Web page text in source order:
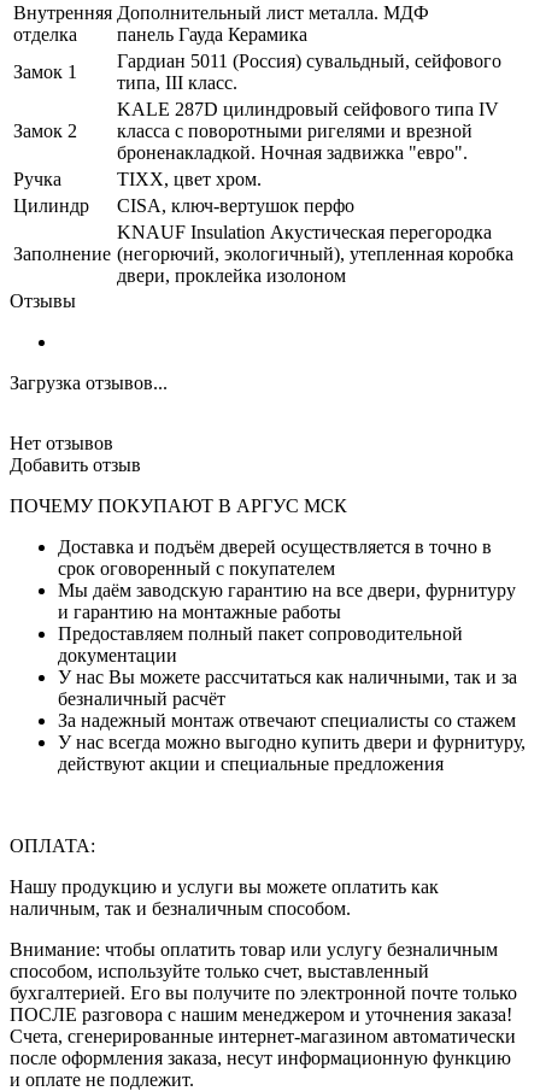
Внутренняя
отделка
Дополнительный лист металла. МДФ
панель Гауда Керамика
Замок 1
Гардиан 5011 (Россия) сувальдный, сейфового
типа, III класс.
Замок 2
KALE 287D цилиндровый сейфового типа IV
класса с поворотными ригелями и врезной
броненакладкой. Ночная задвижка "евро".
Ручка
TIXX, цвет хром.
Цилиндр
CISA, ключ-вертушок перфо
Заполнение
KNAUF Insulation Акустическая перегородка
(негорючий, экологичный), утепленная коробка
двери, проклейка изолоном
Отзывы
Загрузка отзывов...
Нет отзывов
Добавить отзыв
ПОЧЕМУ ПОКУПАЮТ В АРГУС МСК
Доставка и подъём дверей осуществляется в точно в
срок оговоренный с покупателем
Мы даём заводскую гарантию на все двери, фурнитуру
и гарантию на монтажные работы
Предоставляем полный пакет сопроводительной
документации
У нас Вы можете рассчитаться как наличными, так и за
безналичный расчёт
За надежный монтаж отвечают специалисты со стажем
У нас всегда можно выгодно купить двери и фурнитуру,
действуют акции и специальные предложения
ОПЛАТА:
Нашу продукцию и услуги вы можете оплатить как
наличным, так и безналичным способом.
Внимание: чтобы оплатить товар или услугу безналичным
способом, используйте только счет, выставленный
бухгалтерией. Его вы получите по электронной почте только
ПОСЛЕ разговора с нашим менеджером и уточнения заказа!
Счета, сгенерированные интернет-магазином автоматически
после оформления заказа, несут информационную функцию
и оплате не подлежит.